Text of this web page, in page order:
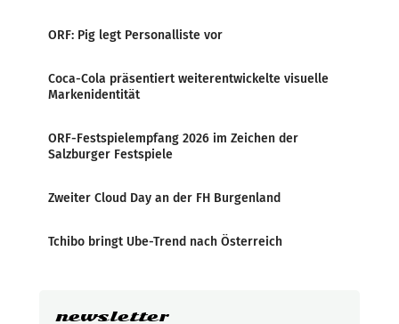
ORF: Pig legt Personalliste vor
Coca-Cola präsentiert weiterentwickelte visuelle
Markenidentität
ORF-Festspielempfang 2026 im Zeichen der
Salzburger Festspiele
Zweiter Cloud Day an der FH Burgenland
Tchibo bringt Ube-Trend nach Österreich
newsletter